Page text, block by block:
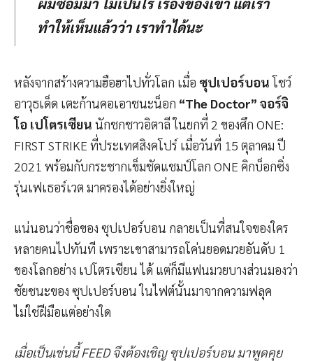
ทำให้เห็นแล้วว่า เราทำได้นะ
หลังจากสร้างความฮือฮาไปทั่วโลก เมื่อ ซุปเปอร์บอนโชว์
อาวุธเด็ด เตะก้านคอเอาชนะน็อก “The Doctor” จอร์จิ
โอ เปโตรเซียน นักชกชาวอิตาลี ในยกที่ 2 ของศึก ONE:
FIRST STRIKE ที่ประเทศสิงคโปร์ เมื่อวันที่ 15 ตุลาคม ปี
2021 พร้อมกับกระชากเข็มชัดแชมป์โลก ONE คิกบ็อกซิ่ง
รุ่นเฟเธอร์เวต มาครองได้อย่างยิ่งใหญ่
แน่นอนว่าชื่อของ ซุปเปอร์บอน กลายเป็นที่สนใจของใคร
หลายคนไปทันที เพราะเขาสามารถโค่นยอดมวยอันดับ 1
ของโลกอย่าง เปโตรเซียน ได้ แต่ก็มีแฟนมวยบางส่วนมองว่า
ชัยชนะของ ซุปเปอร์บอน ในไฟต์นั้นมาจากความฟลุค
ไม่ใช่ฝีมือแต่อย่างใด
เมื่อเป็นเช่นนี้ FEED จึงต้องเชิญ ซุปเปอร์บอน มาพูดคุย